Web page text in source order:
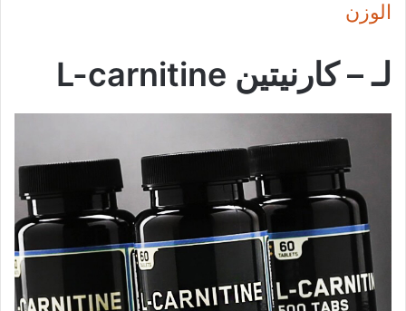
الوزن
لـ – كارنيتين L-carnitine